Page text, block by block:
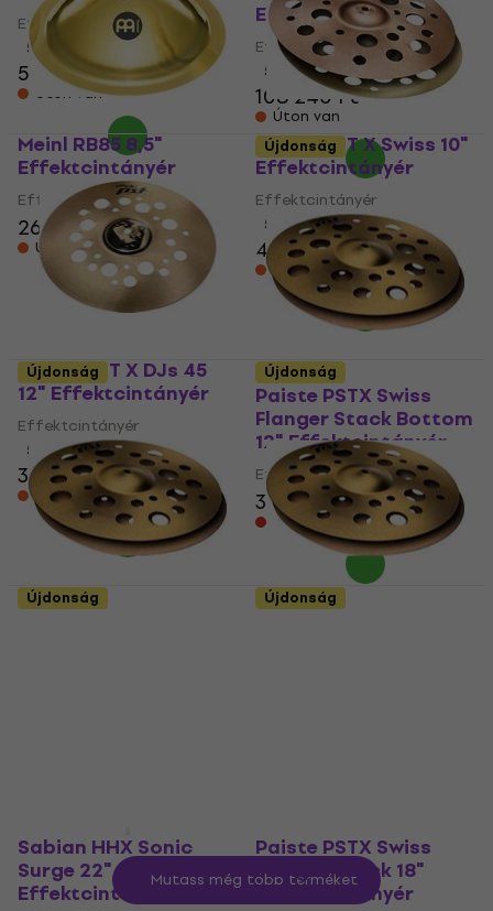
Effektcintányér
5 /5
50 400 Ft
Úton van
Effektcintányér
Effektcintányér
5
108 240 Ft
Úton van
Meinl RB85 8,5"
Effektcintányér
Effektcintányér
26 410 Ft
Úton van
Paiste PST X Swiss 10"
Effektcintányér
Effektcintányér
5 /5
48 090 Ft
Raktáron a beszállítónál
Paiste PST X DJs 45
12" Effektcintányér
Effektcintányér
5 /5
30 490 Ft
Raktáron a beszállítónál
Újdonság
Paiste PSTX Swiss
Flanger Stack Bottom
12" Effektcintányér
Effektcintányér
39 170 Ft
Megrendelésre
Újdonság Újdonság
Újdonság
Sabian HHX Sonic
Surge 22"
Effektcintányér
Újdonság
Paiste PSTX Swiss
Flanger Stack 18"
Effektcintányér
Mutass még több terméket